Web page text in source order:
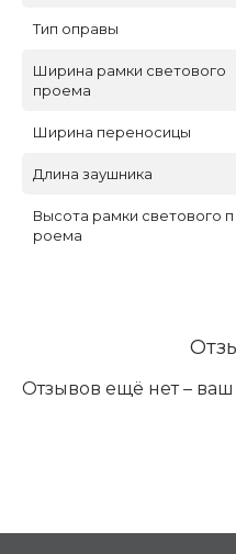
Тип оправы
Ширина рамки светового
проема
Ширина переносицы
Длина заушника
Высота рамки светового п
роема
Отзывов ещё нет –